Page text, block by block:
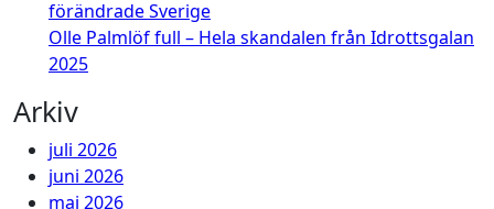
förändrade Sverige
Olle Palmlöf full – Hela skandalen från Idrottsgalan
2025
Arkiv
juli 2026
juni 2026
maj 2026